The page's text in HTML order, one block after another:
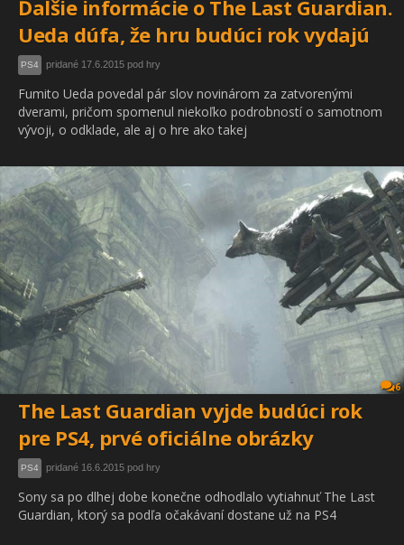
Ďalšie informácie o The Last Guardian.
Ueda dúfa, že hru budúci rok vydajú
PS4 pridané 17.6.2015 pod hry
Fumito Ueda povedal pár slov novinárom za zatvorenými
dverami, pričom spomenul niekoľko podrobností o samotnom
vývoji, o odklade, ale aj o hre ako takej
6
The Last Guardian vyjde budúci rok
pre PS4, prvé oficiálne obrázky
PS4 pridané 16.6.2015 pod hry
Sony sa po dlhej dobe konečne odhodlalo vytiahnuť The Last
Guardian, ktorý sa podľa očakávaní dostane už na PS4